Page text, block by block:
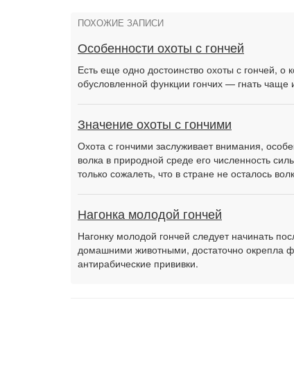
ПОХОЖИЕ ЗАПИСИ
Особенности охоты с гончей
Есть еще одно достоинство охоты с гончей, о
обусловленной функции гончих — гнать чаще
Значение охоты с гончими
Охота с гончими заслуживает внимания,
волка в природной среде его численность
только сожалеть, что в стране не осталось
Нагонка молодой гончей
Нагонку молодой гончей следует начинать
домашними животными, достаточно окрепла
антирабические прививки.